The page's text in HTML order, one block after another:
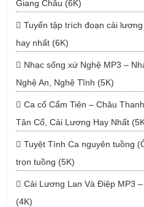
Giang Châu (6K)
Tuyển tập trích đoạn cải
hay nhất (6K)
Nhạc sống xứ Nghệ MP3 –
Nghệ An, Nghệ Tĩnh (5K)
Ca cổ Cẩm Tiên – Châu
Tân Cổ, Cải Lương Hay Nhất
Tuyệt Tình Ca nguyên tuồng
trọn tuồng (5K)
Cải Lương Lan Và Điệp MP3
(4K)